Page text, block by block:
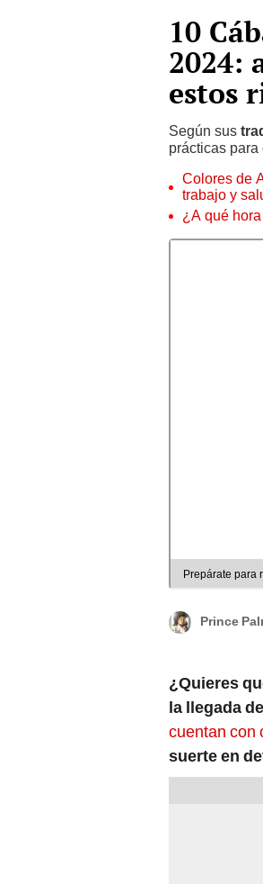
10
2024:
estos
Según sus
prácticas
Colores de
trabajo y
¿A qué
Prepárate para
Prince
¿Quieres
la llegada
cuentan con
suerte en